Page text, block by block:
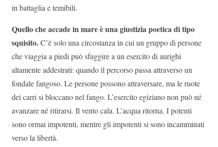
in battaglia e temibili.
Quello che accade in mare è una giustizia poetica di tipo
squisito.C’è solo una circostanza in cui un gruppo di persone
che viaggia a piedi può sfuggire a un esercito di aurighi
altamente addestrati: quando il percorso passa attraverso un
fondale fangoso. Le persone possono attraversare, ma le ruote
dei carri si bloccano nel fango. L’esercito egiziano non può né
avanzare né ritirarsi. Il vento cala. L’acqua ritorna. I potenti
sono ormai impotenti, mentre gli impotenti si sono incamminati
verso la libertà.